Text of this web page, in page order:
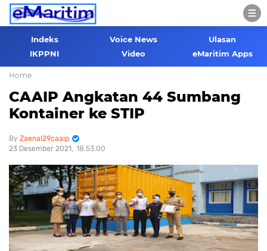
Indeks Voice News
Ulasan
IKPPNI
Video eMaritim Apps
Home
CAAIP Angkatan 44 Sumbang
Kontainer ke STIP
Zaenal29caaip
23 Desember 2021
18.53.00